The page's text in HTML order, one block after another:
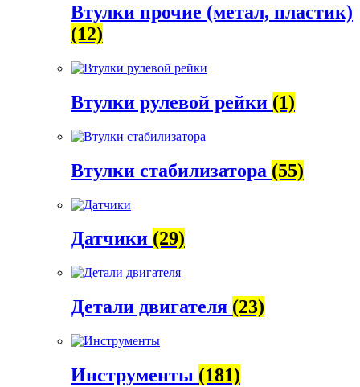
Втулки прочие (метал, пластик)
(12)
Втулки рулевой рейки (1)
Втулки стабилизатора (55)
Датчики (29)
Детали двигателя (23)
Инструменты (181)